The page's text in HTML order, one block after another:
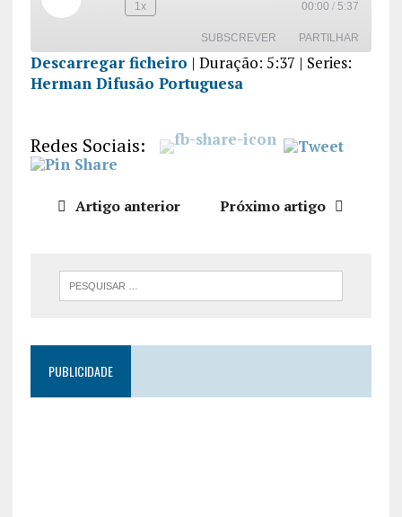
1x 00:00 / 5:37
SUBSCREVER PARTILHAR
PARTILHA
INCORPO
RAR
Descarregar ficheiro | Duração: 5:37 | Series:
Herman Difusão Portuguesa
Redes Sociais:
Artigo anterior Próximo artigo
PUBLICIDADE